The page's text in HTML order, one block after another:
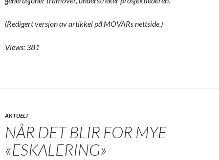
(Redigert versjon av artikkel på MOVARs nettside.)
Views: 381
AKTUELT
NÅR DET BLIR FOR MYE
«ESKALERING»